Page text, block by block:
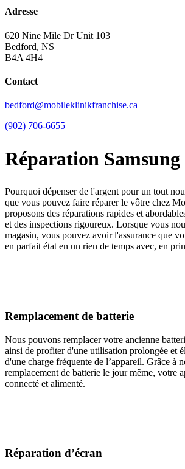
Adresse
620 Nine Mile Dr Unit 103
Bedford, NS
B4A 4H4
Contact
bedford@mobileklinikfranchise.ca
(902) 706-6655
Réparation Samsung
Pourquoi dépenser de l'argent pour un tout
que vous pouvez faire réparer le vôtre chez
proposons des réparations rapides et
et des inspections rigoureux. Lorsque vous
magasin, vous pouvez avoir l'assurance que
en parfait état en un rien de temps avec, en
Remplacement de batterie
Nous pouvons remplacer votre ancienne
ainsi de profiter d'une utilisation prolongée et
d'une charge fréquente de l’appareil. Grâce à
remplacement de batterie le jour même, votre
connecté et alimenté.
Réparation d’écran